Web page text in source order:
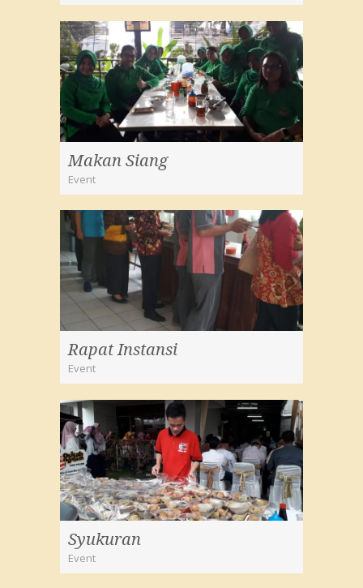
Makan Siang
Event
Rapat Instansi
Event
Syukuran
Event